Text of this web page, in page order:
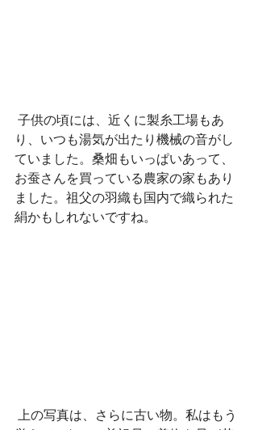
り、いつも湯気が出たり機械の音がし
ていました。桑畑もいっぱいあって、
お蚕さんを買っている農家の家もあり
ました。祖父の羽織も国内で織られた
絹かもしれないですね。